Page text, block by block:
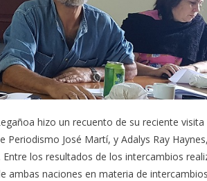
hizo un recuento de su reciente visita
José Martí, y Adalys Ray
los resultados de los intercambios
naciones en materia de